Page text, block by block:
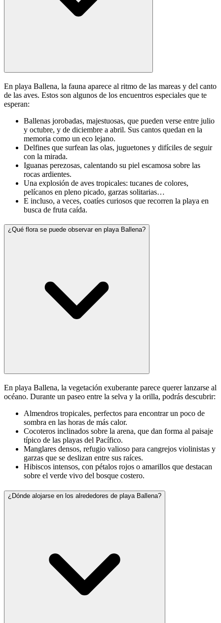
En playa Ballena, la fauna aparece al ritmo de las mareas y del canto
de las aves. Estos son algunos de los encuentros especiales que te
esperan:
Ballenas jorobadas, majestuosas, que pueden verse entre julio
y octubre, y de diciembre a abril. Sus cantos quedan en la
memoria como un eco lejano.
Delfines que surfean las olas, juguetones y difíciles de seguir
con la mirada.
Iguanas perezosas, calentando su piel escamosa sobre las
rocas ardientes.
Una explosión de aves tropicales: tucanes de colores,
pelícanos en pleno picado, garzas solitarias…
E incluso, a veces, coatíes curiosos que recorren la playa en
busca de fruta caída.
¿Qué flora se puede observar en playa Ballena?
En playa Ballena, la vegetación exuberante parece querer lanzarse al
océano. Durante un paseo entre la selva y la orilla, podrás descubrir:
Almendros tropicales, perfectos para encontrar un poco de
sombra en las horas de más calor.
Cocoteros inclinados sobre la arena, que dan forma al paisaje
típico de las playas del Pacífico.
Manglares densos, refugio valioso para cangrejos violinistas y
garzas que se deslizan entre sus raíces.
Hibiscos intensos, con pétalos rojos o amarillos que destacan
sobre el verde vivo del bosque costero.
¿Dónde alojarse en los alrededores de playa Ballena?